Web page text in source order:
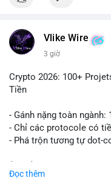
Vlike Wire
3 giờ
Crypto 2026: 100+
Tiền
- Gánh nặng toàn
- Chỉ các protocole có
- Phá trộn tương tự dot-
Đọc thêm